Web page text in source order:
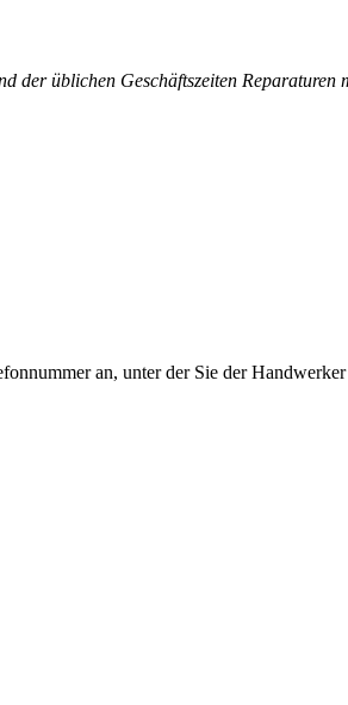
üblichen Geschäftszeiten Reparaturen
an, unter der Sie der